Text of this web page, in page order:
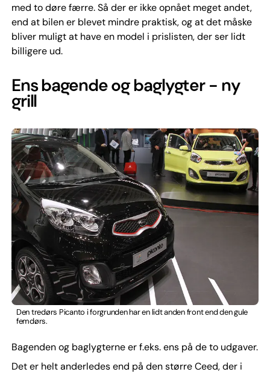
med to døre færre. Så der er ikke opnået meget andet,
end at bilen er blevet mindre praktisk, og at det måske
bliver muligt at have en model i prislisten, der ser lidt
billigere ud.
Ens bagende og baglygter - ny
grill
Den tredørs Picanto i forgrunden har en lidt anden front end den gule
femdørs.
Bagenden og baglygterne er f.eks. ens på de to udgaver.
Det er helt anderledes end på den større Ceed, der i